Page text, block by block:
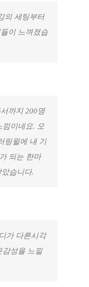
의 세팅부터
이 느껴졌습
까지 200명
낌이네요. 오
링윌에 내 기
되는 한마
습니다.
가 다른시각
감성을 느낄